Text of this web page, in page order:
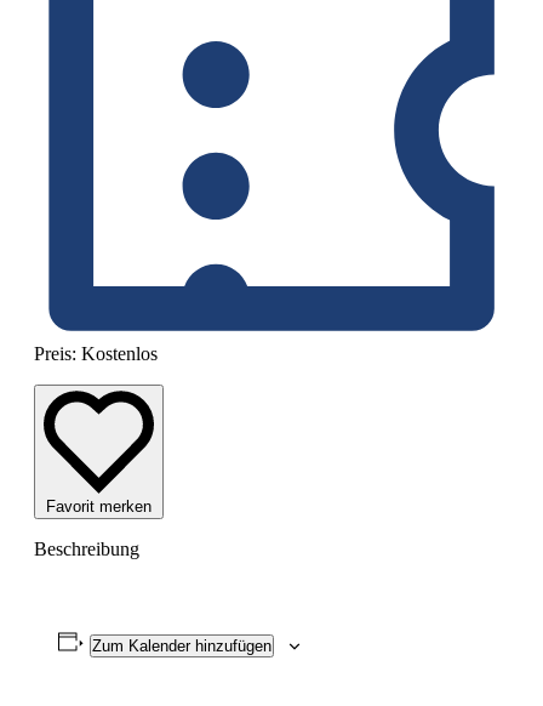
Preis: Kostenlos
Favorit merken
Beschreibung
Zum Kalender hinzufügen